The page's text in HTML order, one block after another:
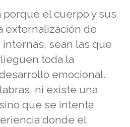
porque el cuerpo y sus
externalización de
sean las que
toda la
emocional.
ni existe una
que se intenta
donde el